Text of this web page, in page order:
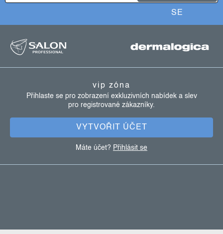
SE
vip zóna
Přihlaste se pro zobrazení exkluzivních nabídek a slev
pro registrované zákazníky.
VYTVOŘIT ÚČET
Máte účet? Přihlásit se